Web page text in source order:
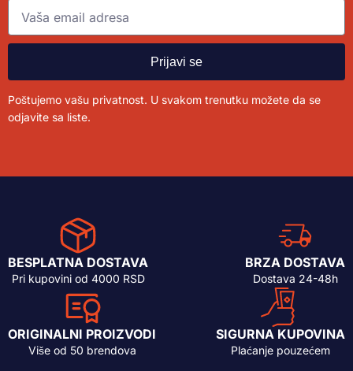
Prijavi se
Poštujemo vašu privatnost. U svakom trenutku možete da se
odjavite sa liste.
BESPLATNA DOSTAVA
Pri kupovini od 4000 RSD
BRZA DOSTAVA
Dostava 24-48h
ORIGINALNI PROIZVODI
Više od 50 brendova
SIGURNA KUPOVINA
Plaćanje pouzećem